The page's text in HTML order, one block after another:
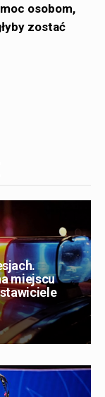
osobom,
zostać
miejscu